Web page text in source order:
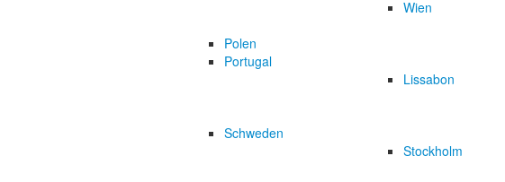
Wien
Polen
Portugal
Lissabon
Schweden
Stockholm